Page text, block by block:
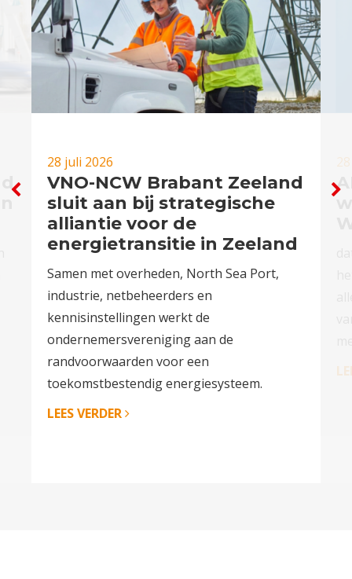
28 juli 2026
VNO-NCW Brabant Zeeland
sluit aan bij strategische
alliantie voor de
energietransitie in Zeeland
Samen met overheden, North Sea Port,
industrie, netbeheerders en
kennisinstellingen werkt de
ondernemersvereniging aan de
randvoorwaarden voor een
toekomstbestendig energiesysteem.
LEES VERDER